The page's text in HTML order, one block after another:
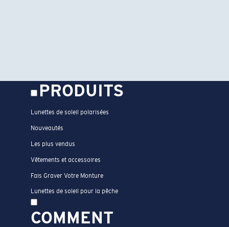
PRODUITS
Lunettes de soleil polarisées
Nouveautés
Les plus vendus
Vêtements et accessoires
Fais Graver Votre Monture
Lunettes de soleil pour la pêche
COMMENT